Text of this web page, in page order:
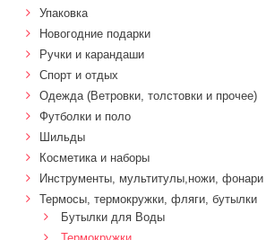
Упаковка
Новогодние подарки
Ручки и карандаши
Спорт и отдых
Одежда (Ветровки, толстовки и прочее)
Футболки и поло
Шильды
Косметика и наборы
Инструменты, мультитулы,ножи, фонари
Термосы, термокружки, фляги, бутылки
Бутылки для Воды